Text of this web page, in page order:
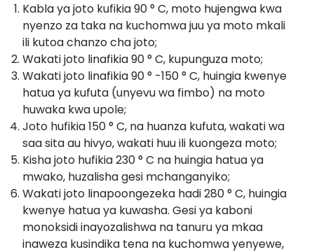
Kabla ya joto kufikia 90 ° C, moto hujengwa kwa
nyenzo za taka na kuchomwa juu ya moto mkali
ili kutoa chanzo cha joto;
Wakati joto linafikia 90 ° C, kupunguza moto;
Wakati joto linafikia 90 ° -150 ° C, huingia kwenye
hatua ya kufuta (unyevu wa fimbo) na moto
huwaka kwa upole;
Joto hufikia 150 ° C, na huanza kufuta, wakati wa
saa sita au hivyo, wakati huu ili kuongeza moto;
Kisha joto hufikia 230 ° C na huingia hatua ya
mwako, huzalisha gesi mchanganyiko;
Wakati joto linapoongezeka hadi 280 ° C, huingia
kwenye hatua ya kuwasha. Gesi ya kaboni
monoksidi inayozalishwa na tanuru ya mkaa
inaweza kusindika tena na kuchomwa yenyewe,